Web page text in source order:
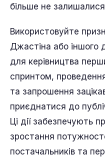
більше не
Використовуйте
Джастіна або іншого
для керівництва
спринтом,
та запрошення
приєднатися до
Ці дії забезпечують
зростання
постачальників та